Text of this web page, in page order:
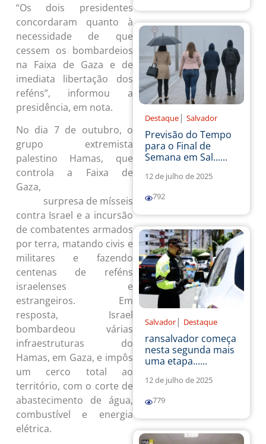
“Os dois presidentes
concordaram quanto à
necessidade de que
cessem os bombardeios
na Faixa de Gaza e de
imediata libertação dos
reféns”, informou a
presidência, em nota.
No dia 7 de outubro, o
grupo extremista
palestino Hamas, que
controla a Faixa de
Gaza,
surpresa de mísseis
contra Israel e a incursão
de combatentes armados
por terra, matando civis e
militares e fazendo
centenas de reféns
israelenses e
estrangeiros. Em
resposta, Israel
bombardeou várias
infraestruturas do
Hamas, em Gaza, e impôs
um cerco total ao
território, com o corte de
abastecimento de água,
combustível e energia
elétrica.
Destaque | Salvador
Previsão do Tempo
para o Final de
Semana em Sal......
12 de julho de 2025
792
Salvador | Destaque
ransalvador começa
nesta segunda mais
uma etapa......
12 de julho de 2025
779